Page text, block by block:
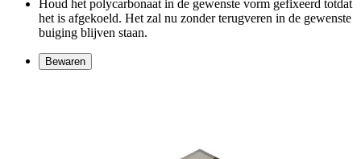
Houd het polycarbonaat in de gewenste vorm gefixeerd totdat
het is afgekoeld. Het zal nu zonder terugveren in de gewenste
buiging blijven staan.
Bewaren